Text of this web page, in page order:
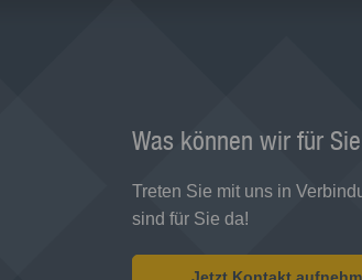
Was können wir für
Treten Sie mit uns in
sind für Sie da!
Jetzt Kontakt